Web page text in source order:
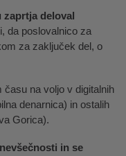
zaprtja deloval
da poslovalnico za
za zaključek del, o
na voljo v digitalnih
denarnica) in ostalih
Gorica).
in se